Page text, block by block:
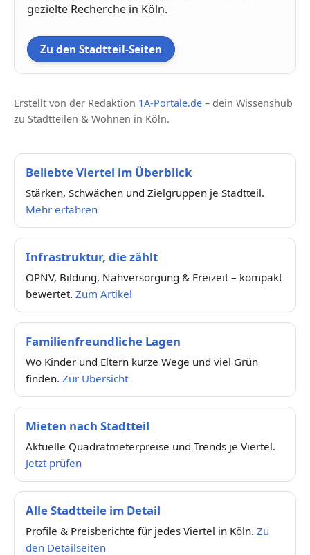
gezielte Recherche in Köln.
Zu den Stadtteil-Seiten
Erstellt von der Redaktion 1A-Portale.de – dein Wissenshub
zu Stadtteilen & Wohnen in Köln.
Beliebte Viertel im Überblick
Stärken, Schwächen und Zielgruppen je Stadtteil.
Mehr erfahren
Infrastruktur, die zählt
ÖPNV, Bildung, Nahversorgung & Freizeit – kompakt
bewertet. Zum Artikel
Familienfreundliche Lagen
Wo Kinder und Eltern kurze Wege und viel Grün
finden. Zur Übersicht
Mieten nach Stadtteil
Aktuelle Quadratmeterpreise und Trends je Viertel.
Jetzt prüfen
Alle Stadtteile im Detail
Profile & Preisberichte für jedes Viertel in Köln. Zu
den Detailseiten